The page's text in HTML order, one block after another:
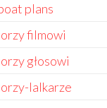
plans
filmowi
głosowi
lalkarze